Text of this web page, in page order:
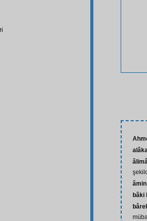
âmin
bâki